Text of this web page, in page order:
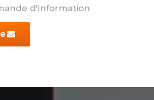
d'information